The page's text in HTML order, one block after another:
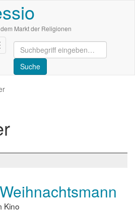
Markt der Religionen
deaktivieren
Kino